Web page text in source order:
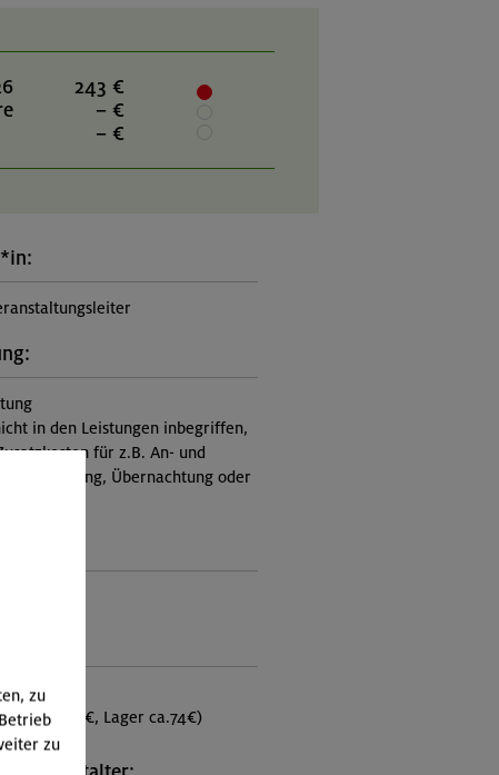
243 €
– €
– €
in den Leistungen inbegriffen,
für z.B. An- und
Verpflegung, Übernachtung oder
Hütte
ca. 84€, Lager ca.74€)
zu
zu